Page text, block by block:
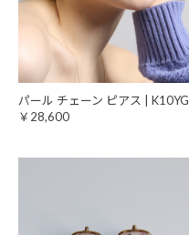
パール チェーン ピアス | K10YG
￥28,600